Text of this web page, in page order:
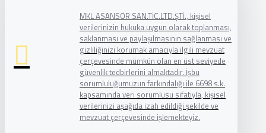
MKL ASANSÖR SAN.TİC.LTD.ŞTİ., kişisel
verilerinizin hukuka uygun olarak toplanması,
saklanması ve paylaşılmasının sağlanması ve
gizliliğinizi korumak amacıyla ilgili mevzuat
çerçevesinde mümkün olan en üst seviyede
güvenlik tedbirlerini almaktadır. İşbu
sorumluluğumuzun farkındalığı ile 6698 s.k.
kapsamında veri sorumlusu sıfatıyla, kişisel
verilerinizi aşağıda izah edildiği şekilde ve
mevzuat çerçevesinde işlemekteyiz.